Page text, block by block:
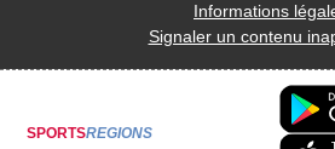
Informations
Signaler un contenu
SPORTSREGIONS